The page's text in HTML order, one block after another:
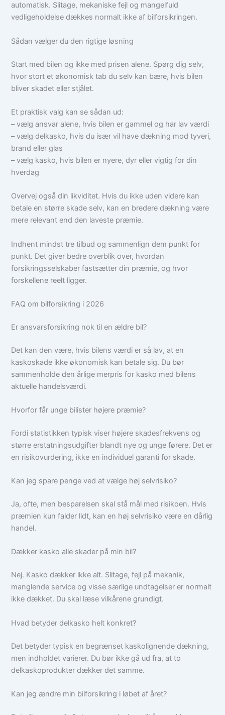
automatisk. Slitage, mekaniske fejl og mangelfuld
vedligeholdelse dækkes normalt ikke af bilforsikringen.
Sådan vælger du den rigtige løsning
Start med bilen og ikke med prisen alene. Spørg dig selv,
hvor stort et økonomisk tab du selv kan bære, hvis bilen
bliver skadet eller stjålet.
Et praktisk valg kan se sådan ud:
– vælg ansvar alene, hvis bilen er gammel og har lav værdi
– vælg delkasko, hvis du især vil have dækning mod tyveri,
brand eller glas
– vælg kasko, hvis bilen er nyere, dyr eller vigtig for din
hverdag
Overvej også din likviditet. Hvis du ikke uden videre kan
betale en større skade selv, kan en bredere dækning være
mere relevant end den laveste præmie.
Indhent mindst tre tilbud og sammenlign dem punkt for
punkt. Det giver bedre overblik over, hvordan
forsikringsselskaber fastsætter din præmie, og hvor
forskellene reelt ligger.
FAQ om bilforsikring i 2026
Er ansvarsforsikring nok til en ældre bil?
Det kan den være, hvis bilens værdi er så lav, at en
kaskoskade ikke økonomisk kan betale sig. Du bør
sammenholde den årlige merpris for kasko med bilens
aktuelle handelsværdi.
Hvorfor får unge bilister højere præmie?
Fordi statistikken typisk viser højere skadesfrekvens og
større erstatningsudgifter blandt nye og unge førere. Det er
en risikovurdering, ikke en individuel garanti for skade.
Kan jeg spare penge ved at vælge høj selvrisiko?
Ja, ofte, men besparelsen skal stå mål med risikoen. Hvis
præmien kun falder lidt, kan en høj selvrisiko være en dårlig
handel.
Dækker kasko alle skader på min bil?
Nej. Kasko dækker ikke alt. Slitage, fejl på mekanik,
manglende service og visse særlige undtagelser er normalt
ikke dækket. Du skal læse vilkårene grundigt.
Hvad betyder delkasko helt konkret?
Det betyder typisk en begrænset kaskolignende dækning,
men indholdet varierer. Du bør ikke gå ud fra, at to
delkaskoprodukter dækker det samme.
Kan jeg ændre min bilforsikring i løbet af året?